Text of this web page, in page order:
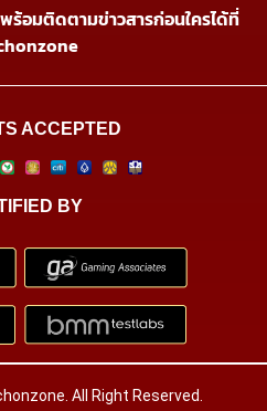
ร้อมติดตามข่าวสารก่อนใครได้ที่
ACCEPTED
BY
All Right Reserved.